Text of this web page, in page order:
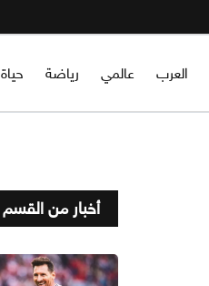
العرب عالمي رياضة حياة
أخبار من القسم